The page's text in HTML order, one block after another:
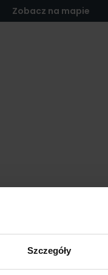
Szczegóły
Zobacz na mapie